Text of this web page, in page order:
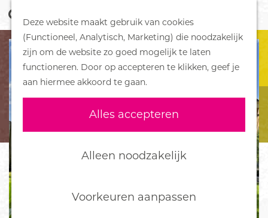
Deze website maakt gebruik van cookies
(Functioneel, Analytisch, Marketing) die noodzakelijk
zijn om de website zo goed mogelijk te laten
functioneren. Door op accepteren te klikken, geef je
aan hiermee akkoord te gaan.
Alles accepteren
Alleen noodzakelijk
Voorkeuren aanpassen
G
a
a
r
d
h
o
m
e
p
o
e
k
e
n
M
e
n
u
DORPEN
Bennekom
De Klomp
Deelen
Ederveen
Harskamp
Hoenderloo
Wekerom